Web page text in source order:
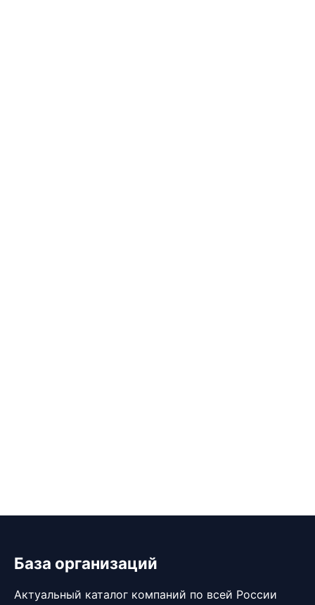
База организаций
Актуальный каталог компаний по всей России